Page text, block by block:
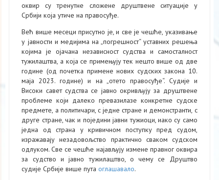
оквир су тренутне сложене друштвене ситуације у
Србији која утиче на правосуђе.
Већ више месеци присутно је, и све је чешће, указивање
у јавности и медијима на „погрешност“ уставних решења
којима је ојачана независност судства и самосталност
тужилаштва, а која се примењују тек нешто више од две
године (од почетка примене нових судских закона 10.
маја 2023. године) и на „отето правосуђе“. Судије и
Високи савет судства се јавно окривљују за друштвене
проблеме који далеко превазилазе конкретне судске
предмете, а политичари, с једне стране и демонстранти, с
друге стране, чак и поједини јавни тужиоци, иако су само
једна од страна у кривичном поступку пред судом,
изражавају незадовољство практично сваком судском
одлуком. Све се чешће најављују измене правног оквира
за судство и јавно тужилаштво, о чему се Друштво
судије Србије више путаоглашавало.